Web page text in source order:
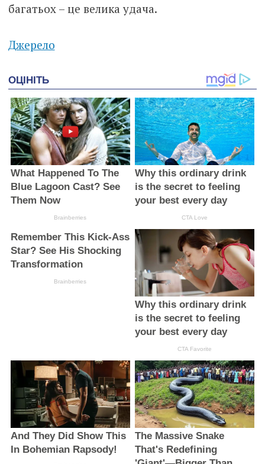
багатьох – це велика удача.
Джерело